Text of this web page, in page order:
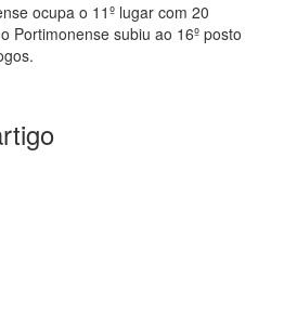
ocupa o 11º lugar com 20
Portimonense subiu ao 16º posto